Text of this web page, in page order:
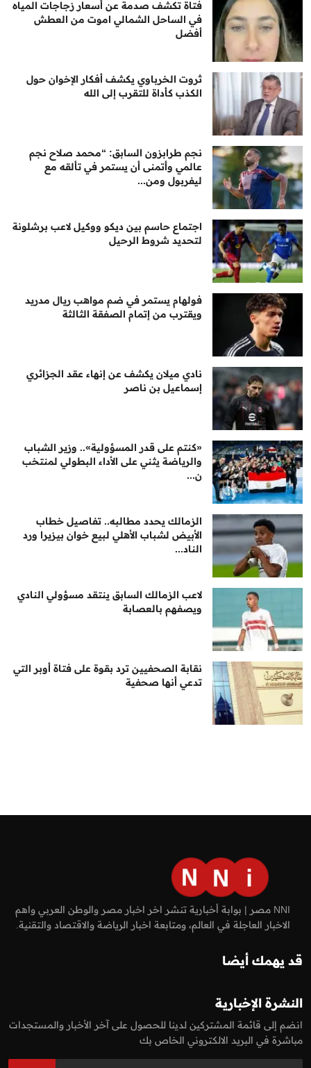
فتاة تكشف صدمة عن أسعار زجاجات المياه
في الساحل الشمالي اموت من العطش
أفضل
ثروت الخرباوي يكشف أفكار الإخوان حول
الكذب كأداة للتقرب إلى الله
نجم طرابزون السابق: “محمد صلاح نجم
عالمي وأتمنى أن يستمر في تألقه مع
ليفربول ومن...
اجتماع حاسم بين ديكو ووكيل لاعب برشلونة
لتحديد شروط الرحيل
فولهام يستمر في ضم مواهب ريال مدريد
ويقترب من إتمام الصفقة الثالثة
نادي ميلان يكشف عن إنهاء عقد الجزائري
إسماعيل بن ناصر
«كنتم على قدر المسؤولية».. وزير الشباب
والرياضة يثني على الأداء البطولي لمنتخب
ن...
الزمالك يحدد مطالبه.. تفاصيل خطاب
الأبيض لشباب الأهلي لبيع خوان بيزيرا ورد
الناد...
لاعب الزمالك السابق ينتقد مسؤولي النادي
ويصفهم بالعصابة
نقابة الصحفيين ترد بقوة على فتاة أوبر التي
تدعي أنها صحفية
NNI مصر | بوابة أخبارية تنشر اخر اخبار مصر والوطن العربي واهم
الاخبار العاجلة في العالم، ومتابعة اخبار الرياضة والاقتصاد والتقنية.
قد يهمك أيضا
النشرة الإخبارية
انضم إلى قائمة المشتركين لدينا للحصول على آخر الأخبار والمستجدات
مباشرة في البريد الالكتروني الخاص بك